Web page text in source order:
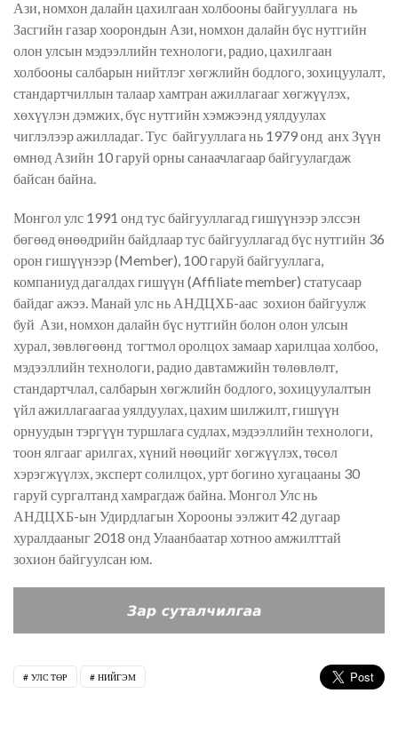
Ази, номхон далайн цахилгаан холбооны байгууллага нь
Засгийн газар хоорондын Ази, номхон далайн бүс нутгийн
олон улсын мэдээллийн технологи, радио, цахилгаан
холбооны салбарын нийтлэг хөгжлийн бодлого, зохицуулалт,
стандартчиллын талаар хамтран ажиллагааг хөгжүүлэх,
хөхүүлэн дэмжих, бүс нутгийн хэмжээнд уялдуулах
чиглэлээр ажилладаг. Тус байгууллага нь 1979 онд анх Зүүн
өмнөд Азийн 10 гаруй орны санаачлагаар байгуулагдаж
байсан байна.
Монгол улс 1991 онд тус байгууллагад гишүүнээр элссэн
бөгөөд өнөөдрийн байдлаар тус байгууллагад бүс нутгийн 36
орон гишүүнээр (Member), 100 гаруй байгууллага,
компаниуд дагалдах гишүүн (Affiliate member) статусаар
байдаг ажээ. Манай улс нь АНДЦХБ-аас зохион байгуулж
буй Ази, номхон далайн бүс нутгийн болон олон улсын
хурал, зөвлөгөөнд тогтмол оролцох замаар харилцаа холбоо,
мэдээллийн технологи, радио давтамжийн төлөвлөлт,
стандартчлал, салбарын хөгжлийн бодлого, зохицуулалтын
үйл ажиллагаагаа уялдуулах, цахим шилжилт, гишүүн
орнуудын тэргүүн туршлага судлах, мэдээллийн технологи,
тоон ялгааг арилгах, хүний нөөцийг хөгжүүлэх, төсөл
хэрэгжүүлэх, эксперт солилцох, урт богино хугацааны 30
гаруй сургалтанд хамрагдаж байна. Монгол Улс нь
АНДЦХБ-ын Удирдлагын Хорооны ээлжит 42 дугаар
хуралдааныг 2018 онд Улаанбаатар хотноо амжилттай
зохион байгуулсан юм.
УЛС ТӨР НИЙГЭМ